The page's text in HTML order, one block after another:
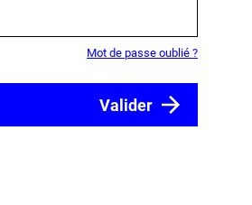
Mot de passe oublié ?